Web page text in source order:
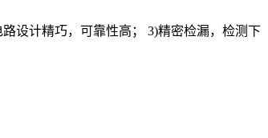
设计精巧，可靠性高； 3)精密检漏，检测下